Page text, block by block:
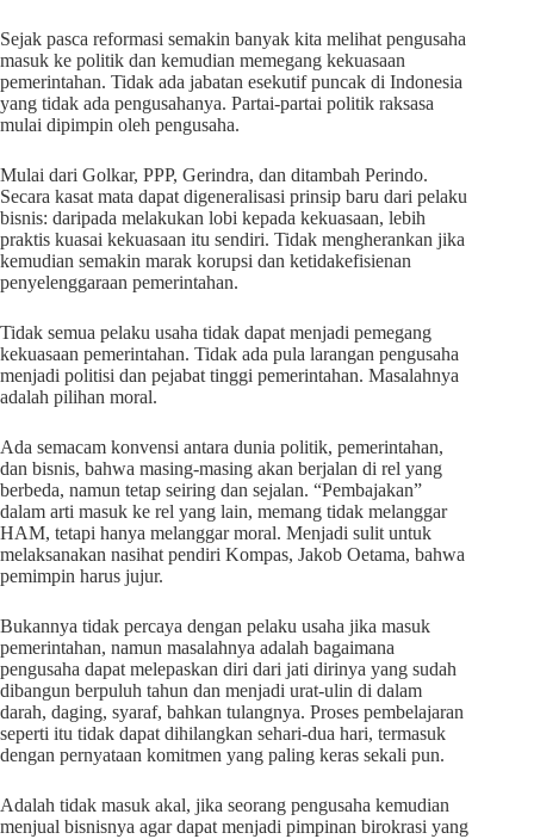
Sejak pasca reformasi semakin banyak kita melihat pengusaha
masuk ke politik dan kemudian memegang kekuasaan
pemerintahan. Tidak ada jabatan esekutif puncak di Indonesia
yang tidak ada pengusahanya. Partai-partai politik raksasa
mulai dipimpin oleh pengusaha.
Mulai dari Golkar, PPP, Gerindra, dan ditambah Perindo.
Secara kasat mata dapat digeneralisasi prinsip baru dari pelaku
bisnis: daripada melakukan lobi kepada kekuasaan, lebih
praktis kuasai kekuasaan itu sendiri. Tidak mengherankan jika
kemudian semakin marak korupsi dan ketidakefisienan
penyelenggaraan pemerintahan.
Tidak semua pelaku usaha tidak dapat menjadi pemegang
kekuasaan pemerintahan. Tidak ada pula larangan pengusaha
menjadi politisi dan pejabat tinggi pemerintahan. Masalahnya
adalah pilihan moral.
Ada semacam konvensi antara dunia politik, pemerintahan,
dan bisnis, bahwa masing-masing akan berjalan di rel yang
berbeda, namun tetap seiring dan sejalan. “Pembajakan”
dalam arti masuk ke rel yang lain, memang tidak melanggar
HAM, tetapi hanya melanggar moral. Menjadi sulit untuk
melaksanakan nasihat pendiri Kompas, Jakob Oetama, bahwa
pemimpin harus jujur.
Bukannya tidak percaya dengan pelaku usaha jika masuk
pemerintahan, namun masalahnya adalah bagaimana
pengusaha dapat melepaskan diri dari jati dirinya yang sudah
dibangun berpuluh tahun dan menjadi urat-ulin di dalam
darah, daging, syaraf, bahkan tulangnya. Proses pembelajaran
seperti itu tidak dapat dihilangkan sehari-dua hari, termasuk
dengan pernyataan komitmen yang paling keras sekali pun.
Adalah tidak masuk akal, jika seorang pengusaha kemudian
menjual bisnisnya agar dapat menjadi pimpinan birokrasi yang